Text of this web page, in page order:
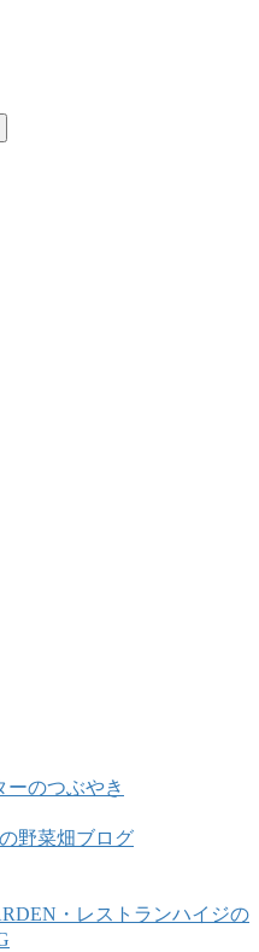
ーのつぶやき
野菜畑ブログ
・レストランハイジの